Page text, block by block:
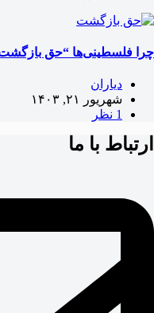
چرا فلسطینی‌ها “حق
دیاران
شهریور ۲۱, ۱۴۰۳
1 نظر
ارتباط با ما